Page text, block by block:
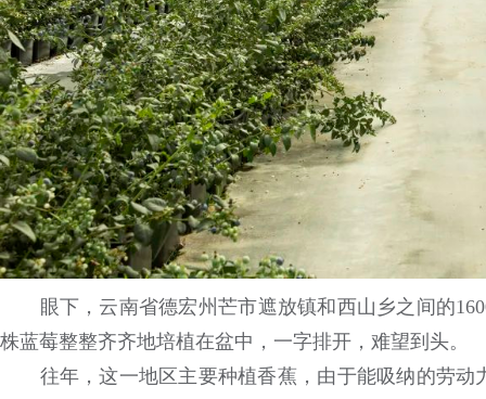
眼下，云南省德宏州芒市遮放镇和西山乡之间的
株蓝莓整整齐齐地培植在盆中，一字排开，难望到头。
往年，这一地区主要种植香蕉，由于能吸纳的劳动